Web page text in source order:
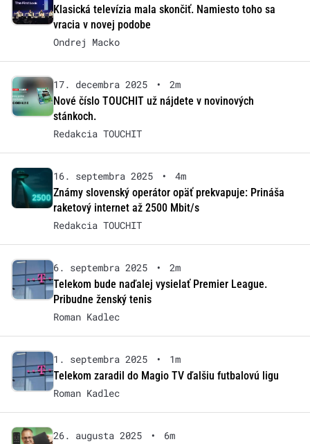
Klasická televízia mala skončiť. Namiesto toho sa
vracia v novej podobe
Ondrej Macko
17. decembra 2025 •
2m
Nové číslo TOUCHIT už nájdete v novinových
stánkoch.
Redakcia TOUCHIT
16. septembra 2025 •
4m
Známy slovenský operátor opäť prekvapuje: Prináša
raketový internet až 2500 Mbit/s
Redakcia TOUCHIT
6. septembra 2025 •
2m
Telekom bude naďalej vysielať Premier League.
Pribudne ženský tenis
Roman Kadlec
1. septembra 2025 •
1m
Telekom zaradil do Magio TV ďalšiu futbalovú ligu
Roman Kadlec
26. augusta 2025 •
6m